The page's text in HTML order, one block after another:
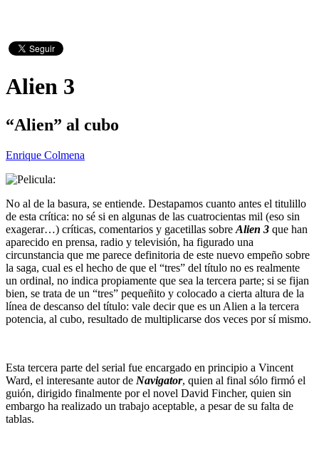
Alien 3
“Alien” al cubo
Enrique Colmena
No al de la basura, se entiende. Destapamos cuanto antes el titulillo
de esta crítica: no sé si en algunas de las cuatrocientas mil (eso sin
exagerar…) críticas, comentarios y gacetillas sobre Alien 3 que han
aparecido en prensa, radio y televisión, ha figurado una
circunstancia que me parece definitoria de este nuevo empeño sobre
la saga, cual es el hecho de que el “tres” del título no es realmente
un ordinal, no indica propiamente que sea la tercera parte; si se fijan
bien, se trata de un “tres” pequeñito y colocado a cierta altura de la
línea de descanso del título: vale decir que es un Alien a la tercera
potencia, al cubo, resultado de multiplicarse dos veces por sí mismo.
Esta tercera parte del serial fue encargado en principio a Vincent
Ward, el interesante autor de Navigator, quien al final sólo firmó el
guión, dirigido finalmente por el novel David Fincher, quien sin
embargo ha realizado un trabajo aceptable, a pesar de su falta de
tablas.